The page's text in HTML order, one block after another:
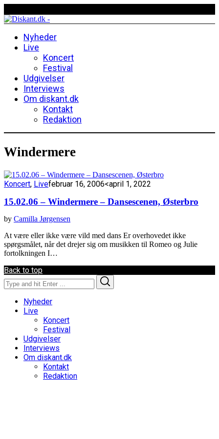
Nyheder
Live
Koncert
Festival
Udgivelser
Interviews
Om diskant.dk
Kontakt
Redaktion
Windermere
Koncert, Livefebruar 16, 2006<april 1, 2022
15.02.06 – Windermere – Dansescenen, Østerbro
by Camilla Jørgensen
At være eller ikke være vild med dans Er overhovedet ikke
spørgsmålet, når det drejer sig om musikken til Romeo og Julie
fortolkningen I…
Back to top
Search
for:
Nyheder
Live
Koncert
Festival
Udgivelser
Interviews
Om diskant.dk
Kontakt
Redaktion